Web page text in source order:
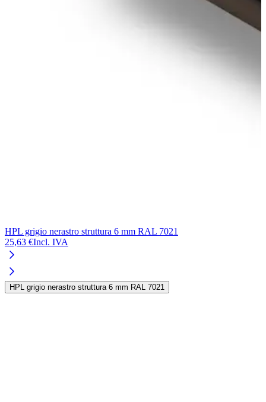
HPL grigio nerastro struttura 6 mm RAL 7021
25,63 €Incl. IVA
HPL grigio nerastro struttura 6 mm RAL 7021